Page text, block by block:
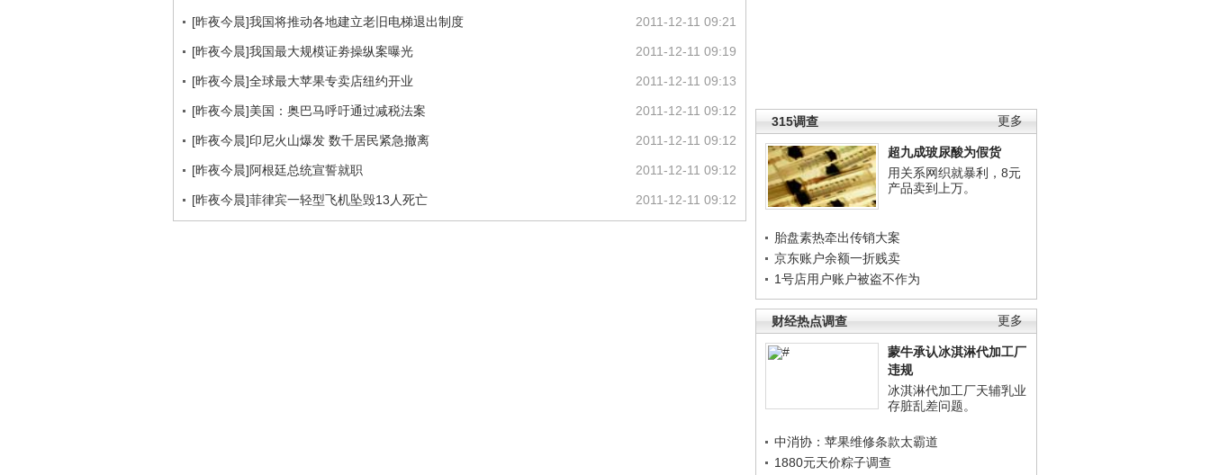
更多
315调查
超九成玻尿酸为假货
用关系网织就暴利，8元
产品卖到上万。
胎盘素热牵出传销大案
京东账户余额一折贱卖
1号店用户账户被盗不作为
更多
财经热点调查
蒙牛承认冰淇淋代加工厂
违规
冰淇淋代加工厂天辅乳业
存脏乱差问题。
中消协：苹果维修条款太霸道
1880元天价粽子调查
2011-12-11 09:21
[昨夜今晨]我国将推动各地建立老旧电梯退出制度
2011-12-11 09:19
[昨夜今晨]我国最大规模证劵操纵案曝光
2011-12-11 09:13
[昨夜今晨]全球最大苹果专卖店纽约开业
2011-12-11 09:12
[昨夜今晨]美国：奥巴马呼吁通过减税法案
2011-12-11 09:12
[昨夜今晨]印尼火山爆发 数千居民紧急撤离
2011-12-11 09:12
[昨夜今晨]阿根廷总统宣誓就职
2011-12-11 09:12
[昨夜今晨]菲律宾一轻型飞机坠毁13人死亡